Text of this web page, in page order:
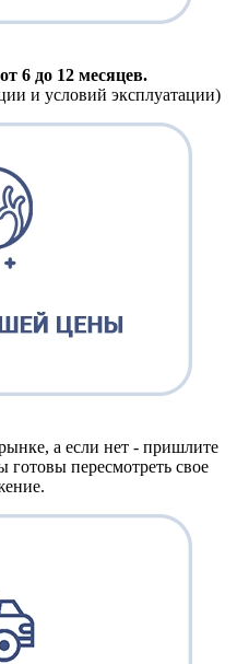
6 до 12 месяцев.
и условий эксплуатации)
а если нет - пришлите
пересмотреть свое